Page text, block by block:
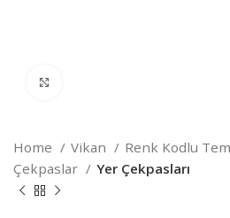
Home Vikan
Renk Kodlu
Çekpaslar
Yer Çekpasları